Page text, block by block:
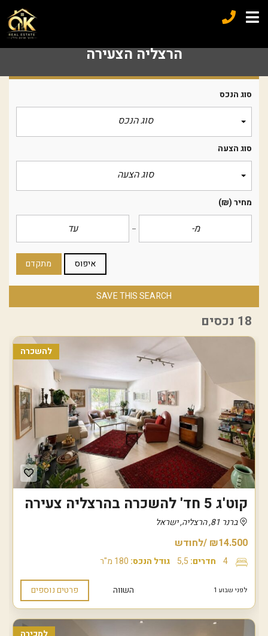
הרצליה הצעירה
סוג הנכס
סוג הנכס
סוג הצעה
סוג הצעה
מחיר(₪)
איפוס מתקדם
SAVE THIS SEARCH
18 נכסים
להשכרה
קוט'ג 5 חד' להשכרה בהרצליה צעירה
ברנר 81, הרצליה, ישראל
₪14.500 /לחודש
4 חדרים: 5,5 גודל הנכס: 180 מ"ר
לפני שבוע 1 השווה פרטים נוספים